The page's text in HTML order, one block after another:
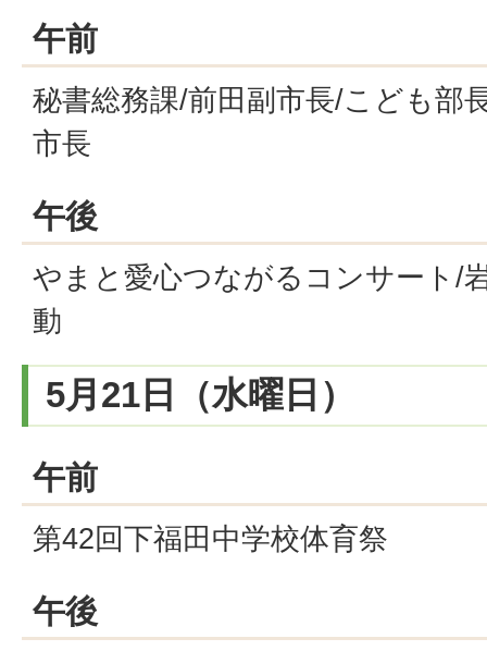
午前
秘書総務課/前田副市長/こども部
市長
午後
やまと愛心つながるコンサート/
動
5月21日（水曜日）
午前
第42回下福田中学校体育祭
午後